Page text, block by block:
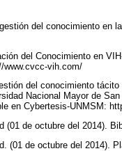
del conocimiento en
del Conocimiento en
www.cvcc-vih.com/
del conocimiento
Nacional Mayor de
en Cybertesis-UNMSM:
(01 de octubre del 2014).
(01 de octubre del 2014).